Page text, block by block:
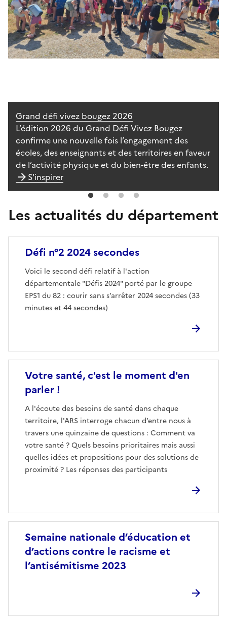
Grand défi vivez bougez 2026
L’édition 2026 du Grand Défi Vivez Bougez
confirme une nouvelle fois l’engagement des
écoles, des enseignants et des territoires en faveur
de l’activité physique et du bien-être des enfants.
S'inspirer
Les actualités du département
Défi n°2 2024 secondes
Voici le second défi relatif à l'action
départementale "Défis 2024" porté par le groupe
EPS1 du 82 : courir sans s’arrêter 2024 secondes (33
minutes et 44 secondes)
Votre santé, c'est le moment d'en
parler !
A l'écoute des besoins de santé dans chaque
territoire, l'ARS interroge chacun d’entre nous à
travers une quinzaine de questions : Comment va
votre santé ? Quels besoins prioritaires mais aussi
quelles idées et propositions pour des solutions de
proximité ? Les réponses des participants
Semaine nationale d’éducation et
d’actions contre le racisme et
l’antisémitisme 2023